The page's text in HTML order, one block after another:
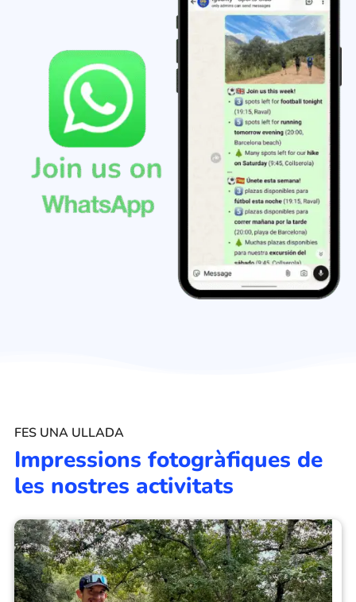
FES UNA ULLADA
Impressions fotogràfiques de
les nostres activitats